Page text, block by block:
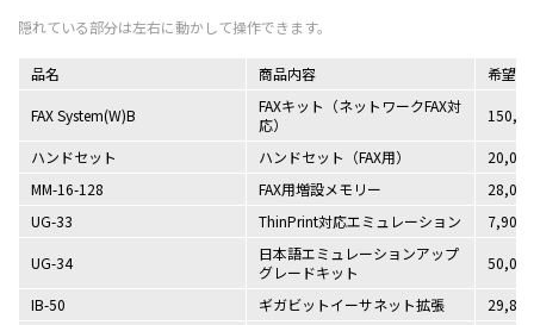
品名 商品内容 希望
FAX System(W)B
FAXキット（ネットワークFAX対
応）
ハンドセット ハンドセット（FAX用）
MM-16-128
FAX用増設メモリー
UG-33
ThinPrint対応エミュレーション 7,900
UG-34
日本語エミュレーションアップ
グレードキット
IB-50 ギガビットイーサネット拡張